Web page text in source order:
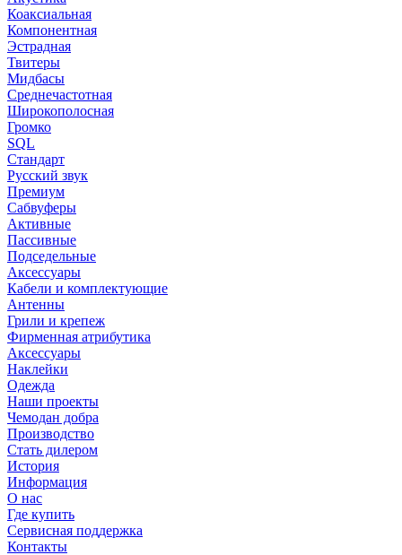
Коаксиальная
Компонентная
Эстрадная
Твитеры
Мидбасы
Среднечастотная
Широкополосная
Громко
SQL
Стандарт
Русский звук
Премиум
Сабвуферы
Активные
Пассивные
Подседельные
Аксессуары
Кабели и комплектующие
Антенны
Грили и крепеж
Фирменная атрибутика
Аксессуары
Наклейки
Одежда
Наши проекты
Чемодан добра
Производство
Стать дилером
История
Информация
О нас
Где купить
Сервисная поддержка
Контакты